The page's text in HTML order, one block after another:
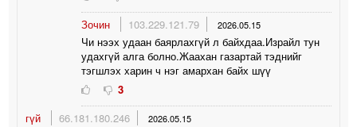
Зочин
103.229.121.79 2026.05.15
Чи нээх удаан баярлахгүй л байхдаа.Израйл тун
удахгүй алга болно.Жаахан газартай тэднийг
тэгшлэх харин ч нэг амархан байх шүү
3
гүй
66.181.180.246 2026.05.15